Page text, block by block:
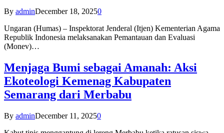
By adminDecember 18, 20250
Ungaran (Humas) – Inspektorat Jenderal (Itjen) Kementerian Agama
Republik Indonesia melaksanakan Pemantauan dan Evaluasi
(Monev)…
Menjaga Bumi sebagai Amanah: Aksi
Ekoteologi Kemenag Kabupaten
Semarang dari Merbabu
By adminDecember 11, 20250